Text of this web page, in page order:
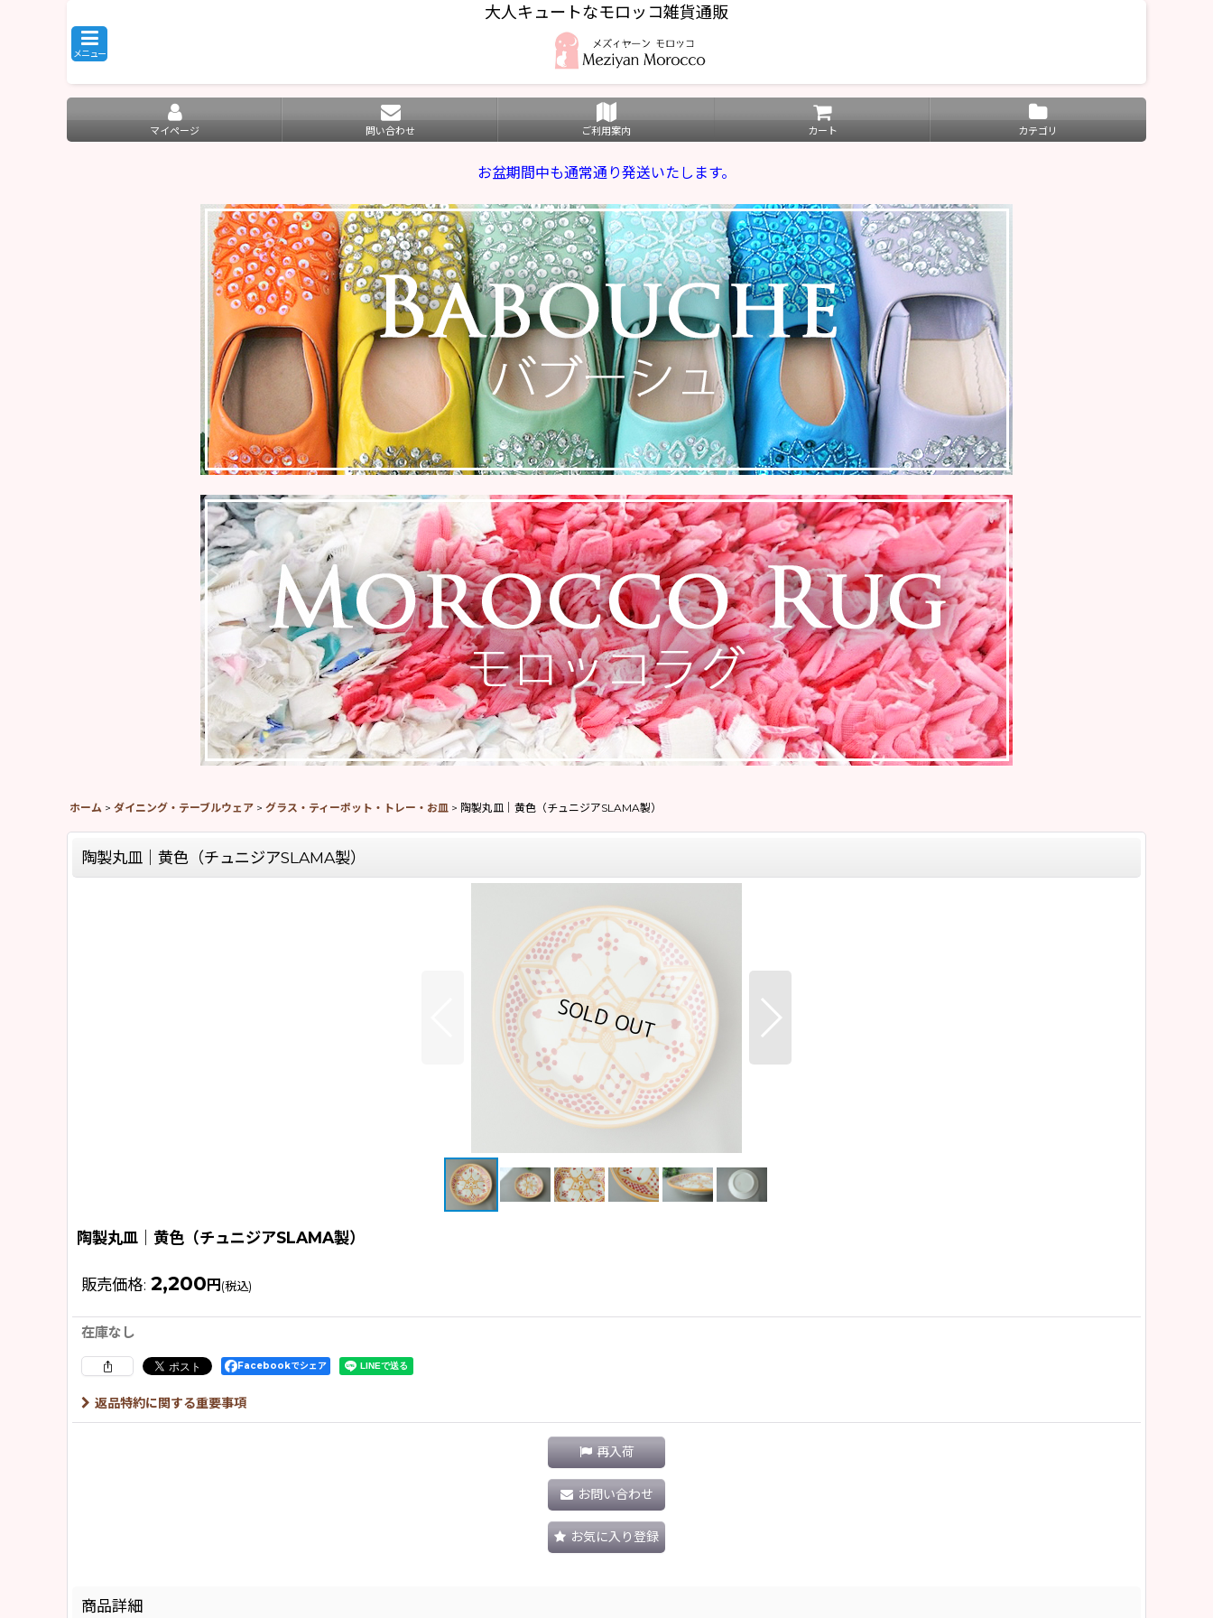
大人キュートなモロッコ雑貨通販
メニュー
マイページ 問い合わせ ご利用案内 カート カテゴリ
お盆期間中も通常通り発送いたします。
ホーム > ダイニング・テーブルウェア > グラス・ティーポット・トレー・お皿 > 陶製丸皿｜黄色（チュニジアSLAMA製）
陶製丸皿｜黄色（チュニジアSLAMA製）
陶製丸皿｜黄色（チュニジアSLAMA製）
販売価格: 2,200円(税込)
在庫なし
Facebookでシェア
返品特約に関する重要事項
再入荷
お問い合わせ
お気に入り登録
商品詳細